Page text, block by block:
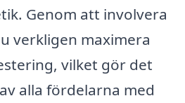
Genom att involvera
verkligen maximera
vilket gör det
alla fördelarna med